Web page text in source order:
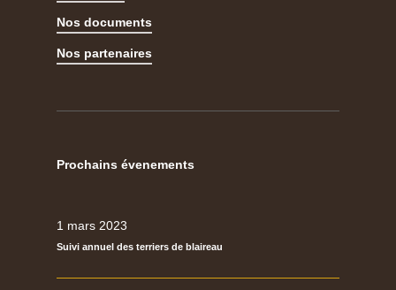
Nos documents
Nos partenaires
Prochains évenements
1 mars 2023
Suivi annuel des terriers de blaireau